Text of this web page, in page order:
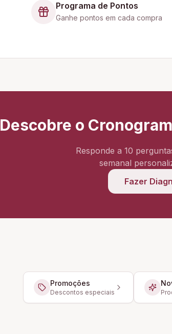
Programa de Pontos
Ganhe pontos em cada compra
Descobre o
Responde a 10
semanal
Fazer
Promoções
Descontos especiais